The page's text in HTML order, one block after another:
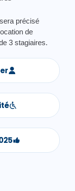
précisé
de
3 stagiaires.